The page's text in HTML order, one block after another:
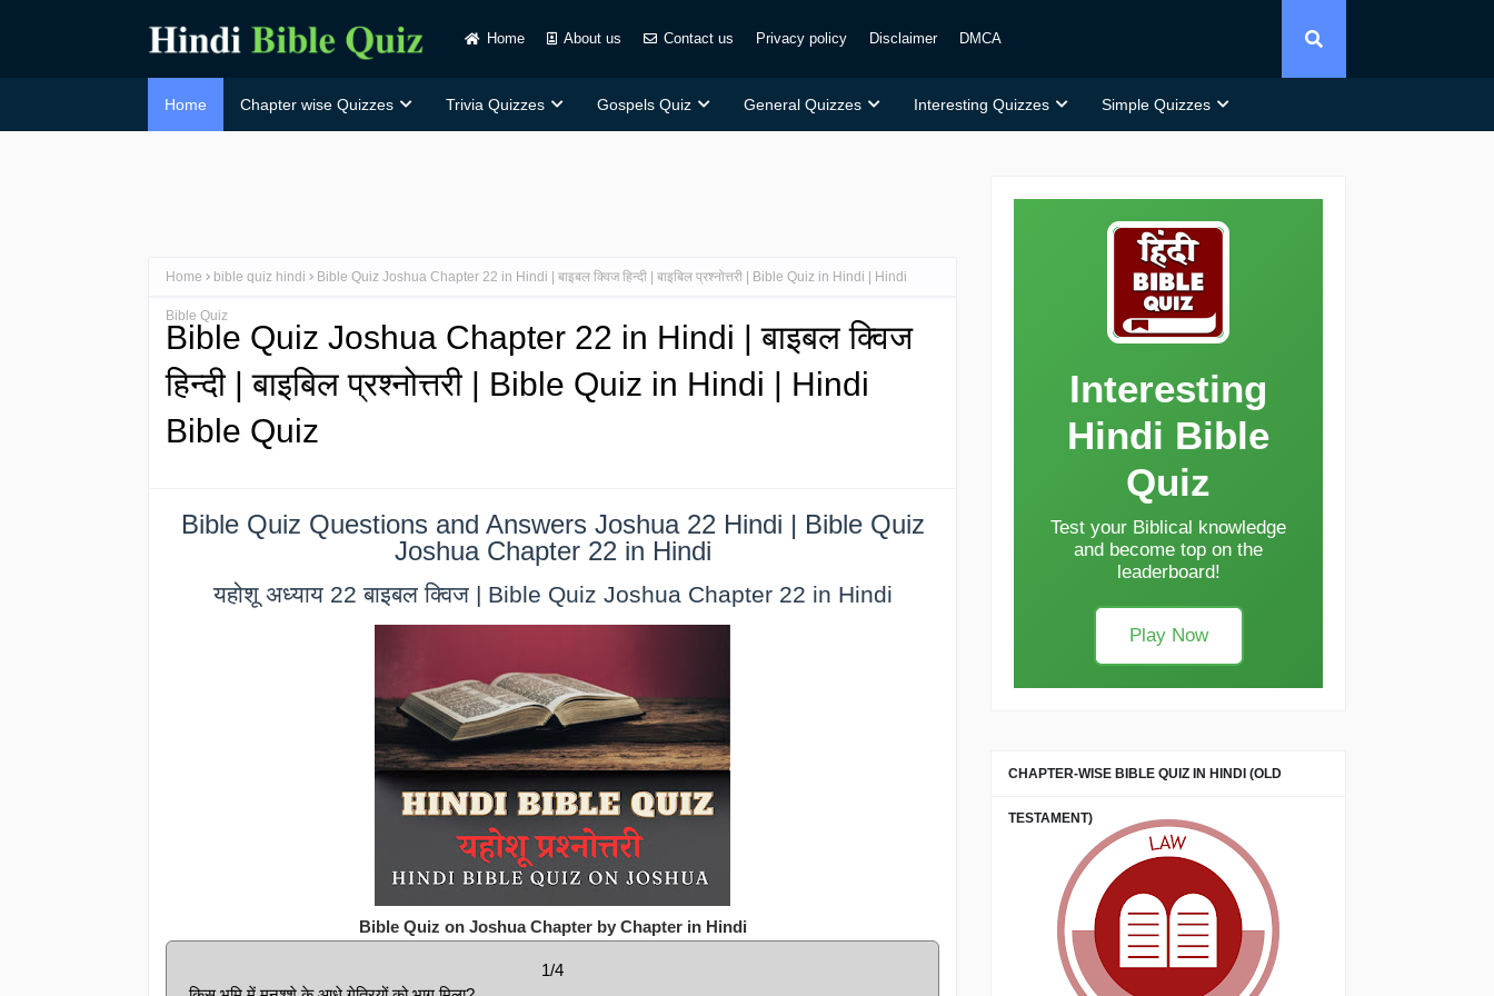
Home About us Contact us Privacy policy Disclaimer DMCA
Home Chapter wise Quizzes Trivia Quizzes Gospels Quiz General Quizzes Interesting Quizzes Simple Quizzes
Home bible quiz hindi Bible Quiz Joshua Chapter 22 in Hindi | बाइबल क्विज हिन्दी | बाइबिल प्रश्नोत्तरी | Bible Quiz in Hindi | Hindi
Bible Quiz
Bible Quiz Joshua Chapter 22 in Hindi | बाइबल क्विज
हिन्दी | बाइबिल प्रश्नोत्तरी | Bible Quiz in Hindi | Hindi
Bible Quiz
Bible Quiz Questions and Answers Joshua 22 Hindi | Bible Quiz
Joshua Chapter 22 in Hindi
यहोशू अध्याय 22 बाइबल क्विज | Bible Quiz Joshua Chapter 22 in Hindi
Bible Quiz on Joshua Chapter by Chapter in Hindi
1/4
Interesting
Hindi Bible
Quiz
Test your Biblical knowledge
and become top on the
leaderboard!
Play Now
CHAPTER-WISE BIBLE QUIZ IN HINDI (OLD
TESTAMENT)